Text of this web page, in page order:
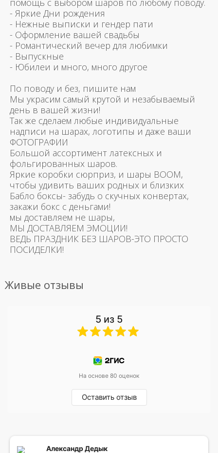
помощь с выбором шаров по любому поводу.
- Яркие Дни рождения
- Нежные выписки и гендер пати
- Оформление вашей свадьбы
- Романтический вечер для любимки
- Выпускные
- Юбилеи и много, много другое
По поводу и без, пишите нам
Мы украсим самый крутой и незабываемый
день в вашей жизни!
Так же сделаем любые индивидуальные
надписи на шарах, логотипы и даже ваши
ФОТОГРАФИИ
Большой ассортимент латексных и
фольгированных шаров.
Яркие коробки сюрприз, и шары BOOM,
чтобы удивить ваших родных и близких
Бабло боксы- забудь о скучных конвертах,
закажи бокс с деньгами!
мы доставляем не шары,
МЫ ДОСТАВЛЯЕМ ЭМОЦИИ!
ВЕДЬ ПРАЗДНИК БЕЗ ШАРОВ-ЭТО ПРОСТО
ПОСИДЕЛКИ!
Живые отзывы
5 из 5
На основе 80 оценок
Оставить отзыв
Александр Дедык